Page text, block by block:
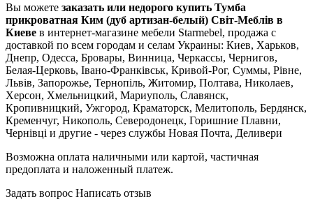
Вы можете заказать или недорого купить Тумба
прикроватная Ким (дуб артизан-белый) Світ-Меблів в
Киеве в интернет-магазине мебели Starmebel, продажа с
доставкой по всем городам и селам Украины: Киев, Харьков,
Днепр, Одесса, Бровары, Винница, Черкассы, Чернигов,
Белая-Церковь, Івано-Франківськ, Кривой-Рог, Суммы, Рівне,
Львів, Запорожье, Тернопіль, Житомир, Полтава, Николаев,
Херсон, Хмельницкий, Мариуполь, Славянск,
Кропивницкий, Ужгород, Краматорск, Мелитополь, Бердянск,
Кременчуг, Никополь, Северодонецк, Горишние Плавни,
Чернівці и другие - через службы Новая Почта, Деливери
Возможна оплата наличными или картой, частичная
предоплата и наложенный платеж.
Задать вопрос Написать отзыв